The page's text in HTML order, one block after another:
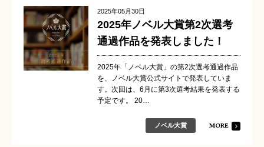
2025年05月30日
2025年ノベル大賞第2次選考
通過作品を発表しました！
2025年「ノベル大賞」の第2次選考通過作品
を、ノベル大賞公式サイトで発表していま
す。次回は、6月に第3次選考結果を発表する
予定です。 20…
ノベル大賞 MORE